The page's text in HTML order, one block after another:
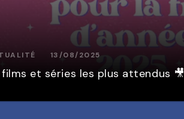
13/08/2025
films et séries les plus attendus 🎥